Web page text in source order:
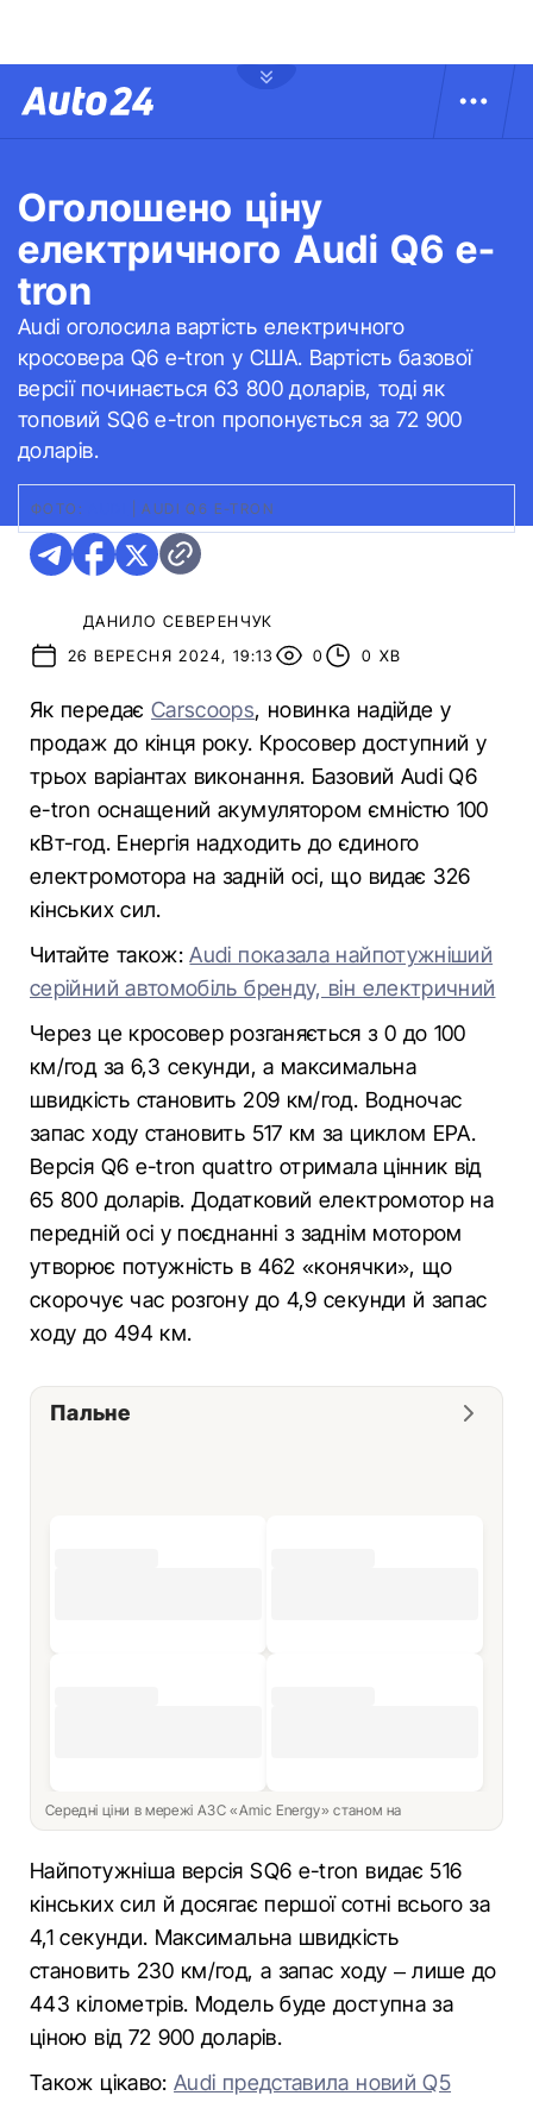
Оголошено ціну
електричного Audi Q6 e-
tron
Audi оголосила вартість електричного
кросовера Q6 e-tron у США. Вартість базової
версії починається 63 800 доларів, тоді як
топовий SQ6 e-tron пропонується за 72 900
доларів.
ФОТО: AUDI Q6 E-TRON
ДАНИЛО СЕВЕРЕНЧУК
26 ВЕРЕСНЯ 2024, 19:13
0 0 ХВ
Як передає Carscoops, новинка надійде у
продаж до кінця року. Кросовер доступний у
трьох варіантах виконання. Базовий Audi Q6
e-tron оснащений акумулятором ємністю 100
кВт-год. Енергія надходить до єдиного
електромотора на задній осі, що видає 326
кінських сил.
Читайте також:Audi показала найпотужніший
серійний автомобіль бренду, він електричний
Через це кросовер розганяється з 0 до 100
км/год за 6,3 секунди, а максимальна
швидкість становить 209 км/год. Водночас
запас ходу становить 517 км за циклом EPA.
Версія Q6 e-tron quattro отримала цінник від
65 800 доларів. Додатковий електромотор на
передній осі у поєднанні з заднім мотором
утворює потужність в 462 «конячки», що
скорочує час розгону до 4,9 секунди й запас
ходу до 494 км.
Пальне
Середні ціни в мережі АЗС «Amic Energy» станом на
Найпотужніша версія SQ6 e-tron видає 516
кінських сил й досягає першої сотні всього за
4,1 секунди. Максимальна швидкість
становить 230 км/год, а запас ходу – лише до
443 кілометрів. Модель буде доступна за
ціною від 72 900 доларів.
Також цікаво:Audi представила новий Q5